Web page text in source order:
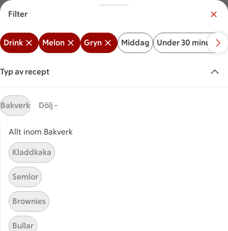
Meny Logga in
Vilken är din butik? Välj butik
Start
Melon + Gryn + Drink
Sök ingrediens eller recept
Inga förslag
Drink
ReceptVisar 0 stycken
(0)
Filter
Drink Melon Gryn Middag Under 30 minuter
Typ av recept
Bakverk Dölj -
Allt inom Bakverk
Kladdkaka
Semlor
Brownies
Bullar